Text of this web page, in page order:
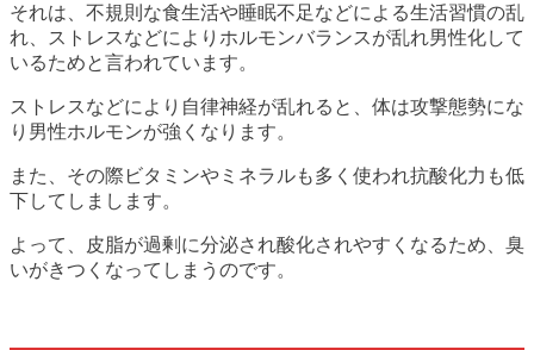
それは、不規則な食生活や睡眠不足などによる生活習慣の乱
れ、ストレスなどによりホルモンバランスが乱れ男性化して
いるためと言われています。
ストレスなどにより自律神経が乱れると、体は攻撃態勢にな
り男性ホルモンが強くなります。
また、その際ビタミンやミネラルも多く使われ抗酸化力も低
下してしまします。
よって、皮脂が過剰に分泌され酸化されやすくなるため、臭
いがきつくなってしまうのです。